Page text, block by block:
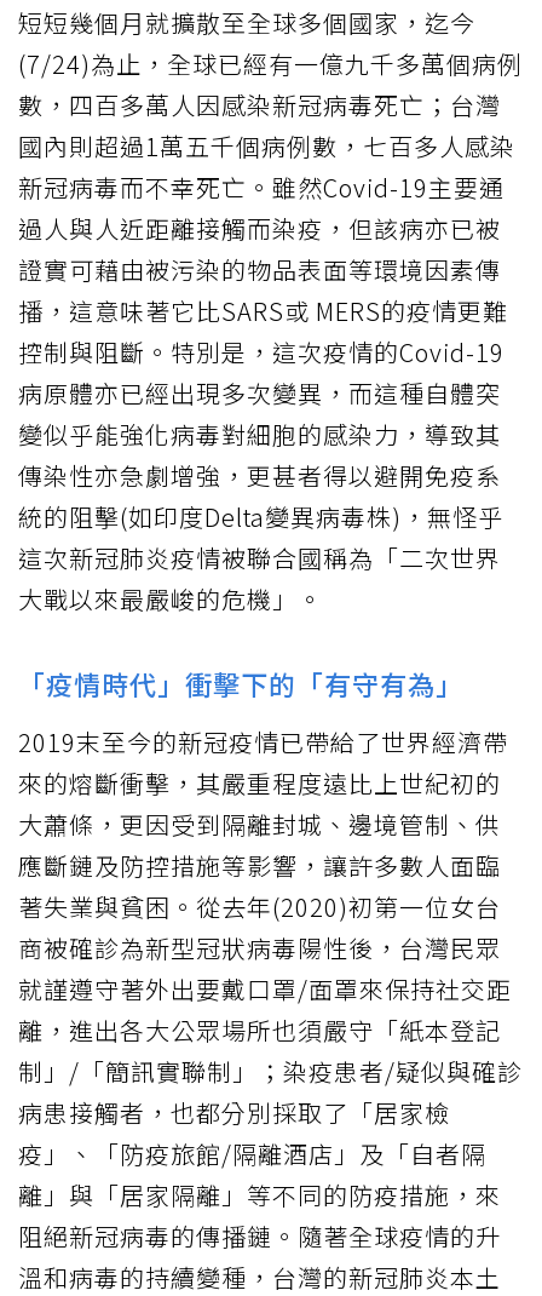
短短幾個月就擴散至全球多個國家，迄今
(7/24)為止，全球已經有一億九千多萬個病例
數，四百多萬人因感染新冠病毒死亡；台灣
國內則超過1萬五千個病例數，七百多人感染
新冠病毒而不幸死亡。雖然Covid-19主要通
過人與人近距離接觸而染疫，但該病亦已被
證實可藉由被污染的物品表面等環境因素傳
播，這意味著它比SARS或 MERS的疫情更難
控制與阻斷。特別是，這次疫情的Covid-19
病原體亦已經出現多次變異，而這種自體突
變似乎能強化病毒對細胞的感染力，導致其
傳染性亦急劇增強，更甚者得以避開免疫系
統的阻擊(如印度Delta變異病毒株)，無怪乎
這次新冠肺炎疫情被聯合國稱為「二次世界
大戰以來最嚴峻的危機」。
「疫情時代」衝擊下的「有守有為」
2019末至今的新冠疫情已帶給了世界經濟帶
來的熔斷衝擊，其嚴重程度遠比上世紀初的
大蕭條，更因受到隔離封城、邊境管制、供
應斷鏈及防控措施等影響，讓許多數人面臨
著失業與貧困。從去年(2020)初第一位女台
商被確診為新型冠狀病毒陽性後，台灣民眾
就謹遵守著外出要戴口罩/面罩來保持社交距
離，進出各大公眾場所也須嚴守「紙本登記
制」/「簡訊實聯制」；染疫患者/疑似與確診
病患接觸者，也都分別採取了「居家檢
疫」、「防疫旅館/隔離酒店」及「自者隔
離」與「居家隔離」等不同的防疫措施，來
阻絕新冠病毒的傳播鏈。隨著全球疫情的升
溫和病毒的持續變種，台灣的新冠肺炎本土